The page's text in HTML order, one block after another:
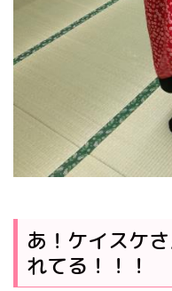
あ！ケイスケ
れてる！！！